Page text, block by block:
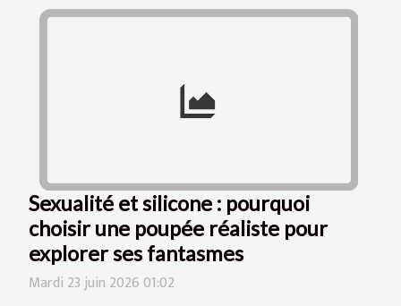
Sexualité et silicone : pourquoi
choisir une poupée réaliste pour
explorer ses fantasmes
Mardi 23 juin 2026 01:02